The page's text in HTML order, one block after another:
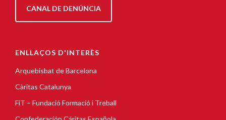
CANAL DE DENÚNCIA
ENLLAÇOS D'INTERÈS
Arquebisbat de Barcelona
Càritas Catalunya
FiT – Fundació Formació i Treball